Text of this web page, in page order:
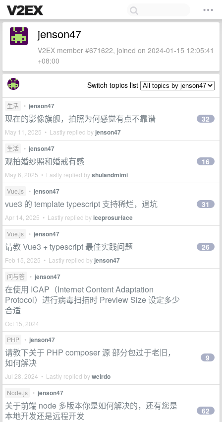
jenson47
V2EX member #671622, joined on 2024-01-15 12:05:41
+08:00
Switch topics list
生活 • jenson47
现在的影像旗舰，拍照为何感觉有点不靠谱
May 11, 2025 • Lastly replied by jenson47
32
生活 • jenson47
观拍婚纱照和婚戒有感
May 6, 2025 • Lastly replied byshulandmimi
16
Vue.js • jenson47
vue3 的 template typescript 支持稀烂，退坑
Apr 14, 2025 • Lastly replied byiceprosurface
31
Vue.js • jenson47
请教 Vue3 + typescript 最佳实践问题
Feb 15, 2025 • Lastly replied by jenson47
26
问与答 • jenson47
在使用 ICAP（Internet Content Adaptation
Protocol）进行病毒扫描时 Preview Size 设定多少
合适
Oct 15, 2024
PHP
• jenson47
请教下关于 PHP composer 源 部分包过于老旧，
如何解决
Jul 28, 2024 • Lastly replied byweirdo
9
Node.js • jenson47
关于前端 node 多版本你是如何解决的，还有您是
本地开发还是远程开发
62